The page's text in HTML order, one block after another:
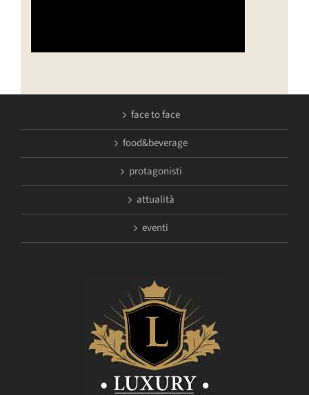
face to face
food&beverage
protagonisti
attualità
eventi